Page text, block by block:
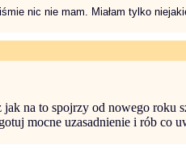
nic nie mam. Miałam tylko
na to spojrzy od nowego
mocne uzasadnienie i rób co